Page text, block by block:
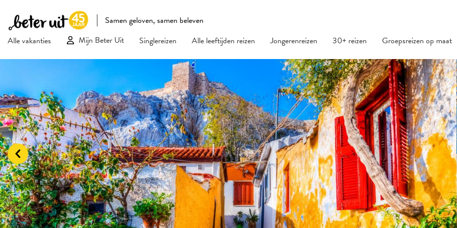
Samen geloven, samen beleven
Alle vakanties
Mijn Beter Uit Singlereizen Alle leeftijden reizen Jongerenreizen 30+ reizen Groepsreizen op maat